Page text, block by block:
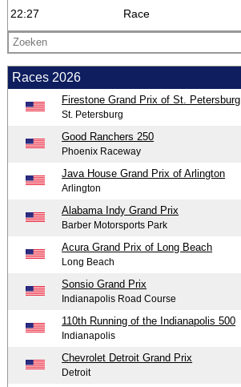
22:27 Race
Races 2026
Firestone Grand Prix of St. Petersburg
St. Petersburg
Good Ranchers 250
Phoenix Raceway
Java House Grand Prix of Arlington
Arlington
Alabama Indy Grand Prix
Barber Motorsports Park
Acura Grand Prix of Long Beach
Long Beach
Sonsio Grand Prix
Indianapolis Road Course
110th Running of the Indianapolis 500
Indianapolis
Chevrolet Detroit Grand Prix
Detroit